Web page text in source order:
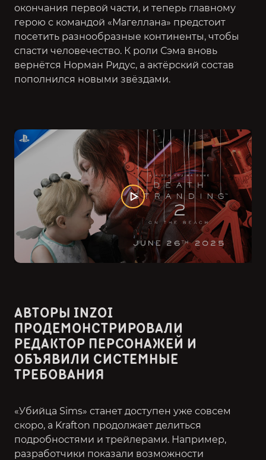
окончания первой части, и теперь главному
герою с командой «Магеллана» предстоит
посетить разнообразные континенты, чтобы
спасти человечество. К роли Сэма вновь
вернётся Норман Ридус, а актёрский состав
пополнился новыми звёздами.
АВТОРЫ INZOI
ПРОДЕМОНСТРИРОВАЛИ
РЕДАКТОР ПЕРСОНАЖЕЙ И
ОБЪЯВИЛИ СИСТЕМНЫЕ
ТРЕБОВАНИЯ
«Убийца Sims» станет доступен уже совсем
скоро, а Krafton продолжает делиться
подробностями и трейлерами. Например,
разработчики показали возможности